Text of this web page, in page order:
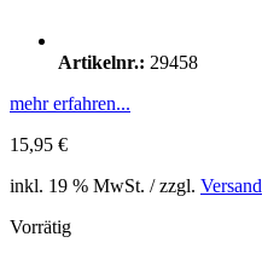
Artikelnr.: 29458
mehr erfahren...
15,95 €
inkl. 19 % MwSt. / zzgl. Versand
Vorrätig